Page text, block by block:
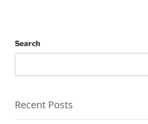
Search
Recent Posts